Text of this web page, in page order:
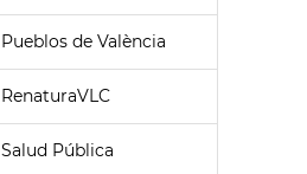
Pueblos de València
RenaturaVLC
Salud Pública